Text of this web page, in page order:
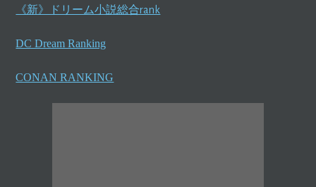
《新》ドリーム小説総合rank
DC Dream Ranking
CONAN RANKING